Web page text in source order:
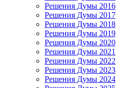
Решения Думы 2016
Решения Думы 2017
Решения Думы 2018
Решения Думы 2019
Решения Думы 2020
Решения Думы 2021
Решения Думы 2022
Решения Думы 2023
Решения Думы 2024